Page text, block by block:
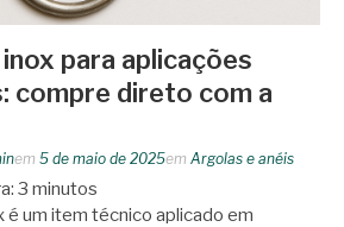
para aplicações
compre direto com a
em 5 de maio de 2025em Argolas e anéis
3 minutos
é um item técnico aplicado em